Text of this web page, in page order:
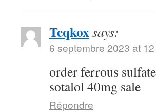
Tcqkoxsays:
6 septembre 2023 at
order ferrous
sotalol 40mg sale
Répondre